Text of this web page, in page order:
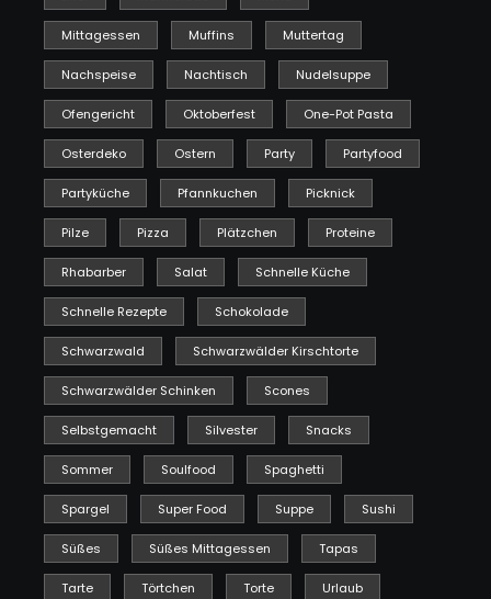
Mittagessen Muffins Muttertag
Nachspeise Nachtisch Nudelsuppe
Ofengericht Oktoberfest One-Pot Pasta
Osterdeko Ostern Party Partyfood
Partyküche Pfannkuchen Picknick
Pilze Pizza Plätzchen Proteine
Rhabarber Salat Schnelle Küche
Schnelle Rezepte Schokolade
Schwarzwald Schwarzwälder Kirschtorte
Schwarzwälder Schinken Scones
Selbstgemacht Silvester Snacks
Sommer Soulfood Spaghetti
Spargel Super Food Suppe Sushi
Süßes Süßes Mittagessen Tapas
Tarte Törtchen Torte Urlaub